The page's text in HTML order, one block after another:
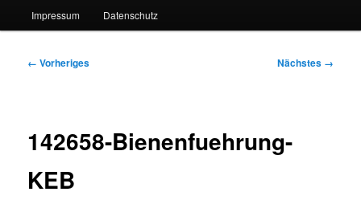
Impressum Datenschutz
Bilder-
← Vorheriges Nächstes →
142658-Bienenfuehrung-
KEB